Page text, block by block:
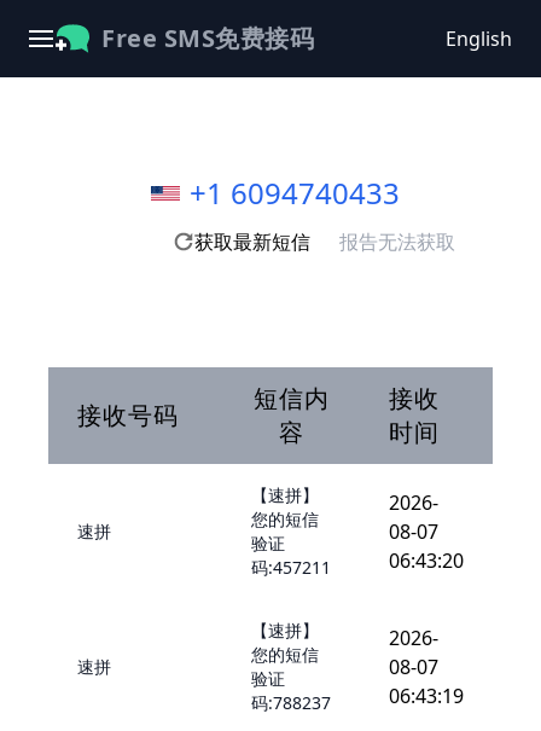
Free SMS免费接码 English
+1 6094740433
获取最新短信 报告无法获取
接收号码
短信内
容
接收
时间
速拼
【速拼】
您的短信
验证
码:457211
2026-
08-07
06:43:20
速拼
【速拼】
您的短信
验证
码:788237
2026-
08-07
06:43:19